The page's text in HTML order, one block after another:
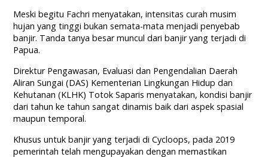
Meski begitu Fachri menyatakan, intensitas curah musim
hujan yang tinggi bukan semata-mata menjadi penyebab
banjir. Tanda tanya besar muncul dari banjir yang terjadi di
Papua.
Direktur Pengawasan, Evaluasi dan Pengendalian Daerah
Aliran Sungai (DAS) Kementerian Lingkungan Hidup dan
Kehutanan (KLHK) Totok Saparis menyatakan, kondisi banjir
dari tahun ke tahun sangat dinamis baik dari aspek spasial
maupun temporal.
Khusus untuk banjir yang terjadi di Cycloops, pada 2019
pemerintah telah mengupayakan dengan memastikan